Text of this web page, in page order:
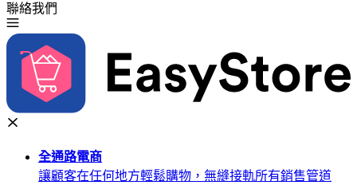
聯絡我們
全通路電商
讓顧客在任何地方輕鬆購物，無縫接軌所有銷售管道